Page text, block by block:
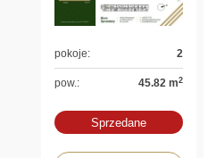
pokoje: 2
pow.: 45.82 m2
Sprzedane